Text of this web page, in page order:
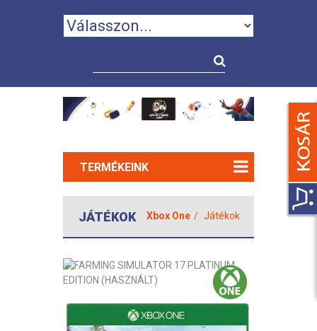
TERMÉKEINK
JÁTÉKOK Xbox One Játékok